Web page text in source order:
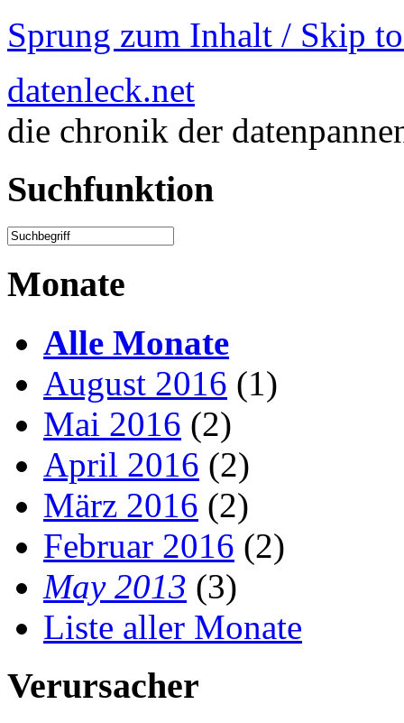
Sprung zum Inhalt / Skip
datenleck.net
die chronik der
Suchfunktion
Monate
Alle Monate
August 2016 (1)
Mai 2016 (2)
April 2016 (2)
März 2016 (2)
Februar 2016 (2)
May 2013 (3)
Liste aller Monate
Verursacher